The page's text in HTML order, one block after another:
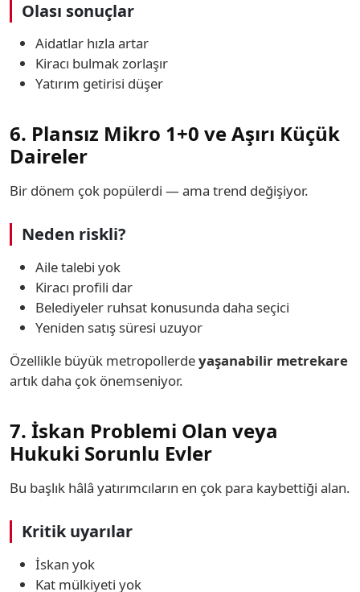
Olası sonuçlar
Aidatlar hızla artar
Kiracı bulmak zorlaşır
Yatırım getirisi düşer
6. Plansız Mikro 1+0 ve Aşırı Küçük
Daireler
Bir dönem çok popülerdi — ama trend değişiyor.
Neden riskli?
Aile talebi yok
Kiracı profili dar
Belediyeler ruhsat konusunda daha seçici
Yeniden satış süresi uzuyor
Özellikle büyük metropollerdeyaşanabilir metrekare
artık daha çok önemseniyor.
7. İskan Problemi Olan veya
Hukuki Sorunlu Evler
Bu başlık hâlâ yatırımcıların en çok para kaybettiği alan.
Kritik uyarılar
İskan yok
Kat mülkiyeti yok